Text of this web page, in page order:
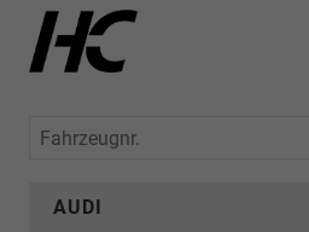
Fahrzeugnr.
AUDI